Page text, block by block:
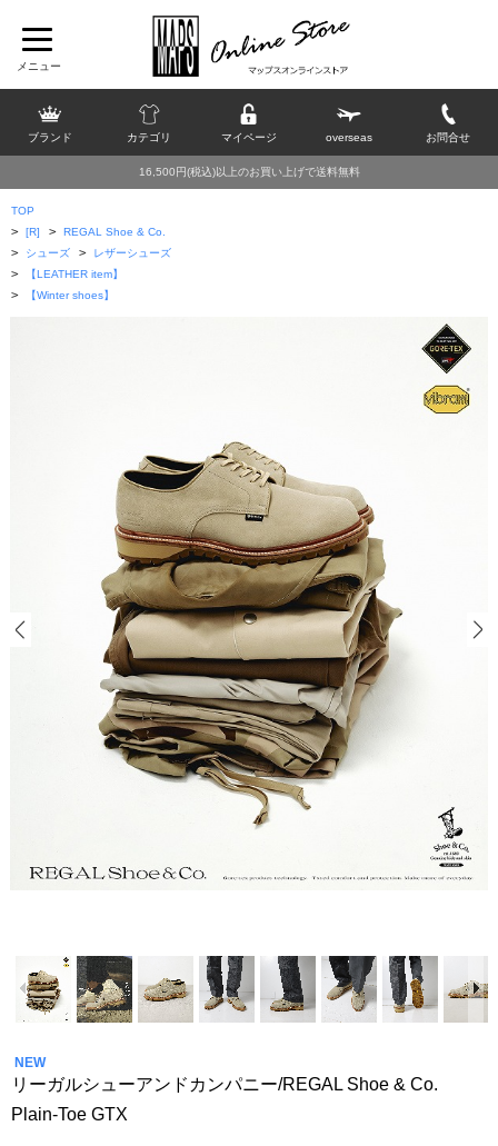
ブランド カテゴリ マイページ overseas お問合せ
16,500円(税込)以上のお買い上げで送料無料
TOP
> [R] > REGAL Shoe & Co.
> シューズ > レザーシューズ
> 【LEATHER item】
> 【Winter shoes】
NEW
リーガルシューアンドカンパニー/REGAL Shoe & Co.
Plain-Toe GTX